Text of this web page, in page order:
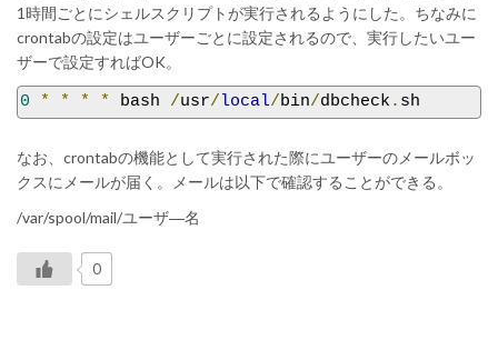
1時間ごとにシェルスクリプトが実行されるようにした。ちなみに
crontabの設定はユーザーごとに設定されるので、実行したいユー
ザーで設定すればOK。
0 * * * * bash /usr/local/bin/dbcheck . sh
なお、crontabの機能として実行された際にユーザーのメールボッ
クスにメールが届く。メールは以下で確認することができる。
/var/spool/mail/ユーザ―名
0